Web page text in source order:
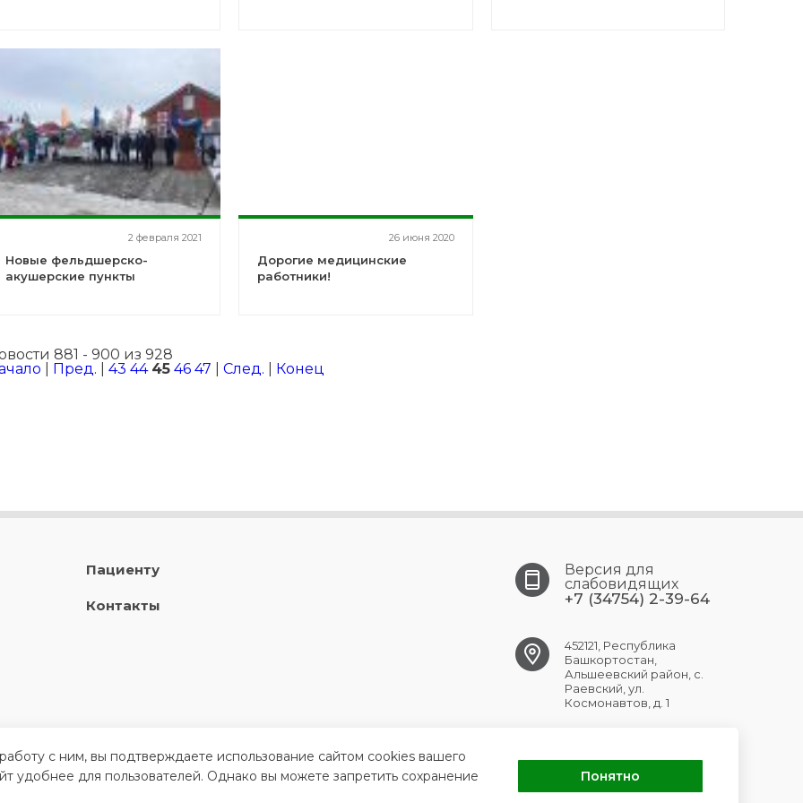
2 февраля 2021
Новые фельдшерско-
акушерские пункты
26 июня 2020
Дорогие медицинские
работники!
881 - 900 из 928
Пред. 43 44 45 46 47 След. Конец
Пациенту
Контакты
Версия для
слабовидящих
+7 (34754) 2-39-64
452121, Республика
Башкортостан,
Альшеевский район, с.
Раевский, ул.
Космонавтов, д. 1
с ним, вы подтверждаете использование сайтом cookies вашего
удобнее для пользователей. Однако вы можете запретить сохранение
Понятно